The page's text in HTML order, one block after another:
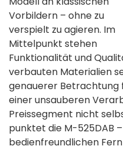
Vorbildern – ohne zu
verspielt zu agieren. Im
Mittelpunkt stehen
Funktionalität und
verbauten Materialien
genauerer Betrachtung
einer unsauberen
Preissegment nicht
punktet die M-525DAB
bedienfreundlichen